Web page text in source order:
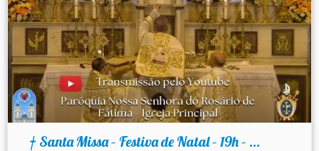
† Santa Missa – Festiva de Natal – 19h – ...